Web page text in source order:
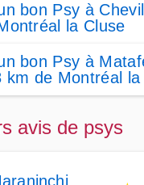
bon Psy à
la Cluse
bon Psy à
km de Montréal la
avis de psys